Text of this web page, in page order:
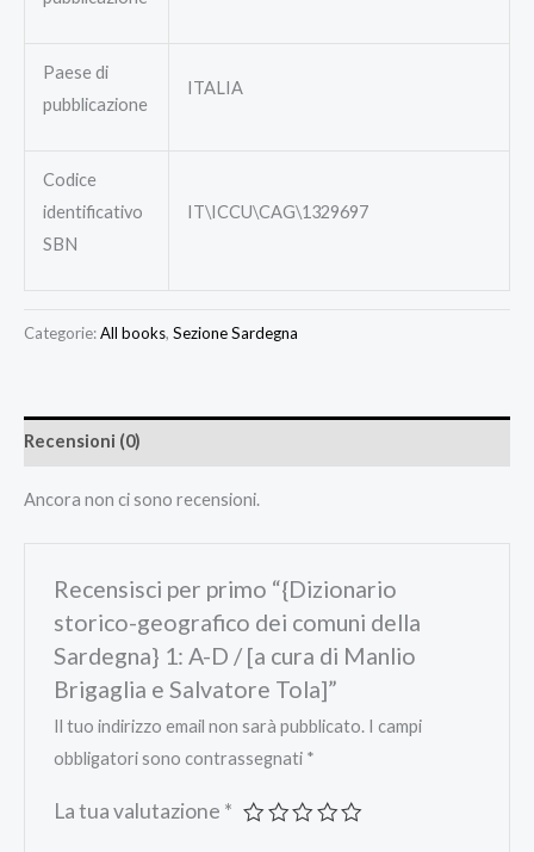
Paese di
pubblicazione
ITALIA
Codice
identificativo
SBN
IT\ICCU\CAG\1329697
Categorie:All books, Sezione Sardegna
Recensioni (0)
Ancora non ci sono recensioni.
Recensisci per primo “{Dizionario
storico-geografico dei comuni della
Sardegna} 1: A-D / [a cura di Manlio
Brigaglia e Salvatore Tola]”
Il tuo indirizzo email non sarà pubblicato. I campi
obbligatori sono contrassegnati *
La tua valutazione *